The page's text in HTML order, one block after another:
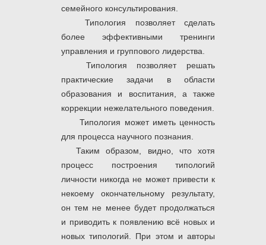
семейного консультирования.
Типология позволяет сделать
более эффективными тренинги
управления и группового лидерства.
Типология позволяет решать
практические задачи в области
образования и воспитания, а также
коррекции нежелательного поведения.
Типология может иметь ценность
для процесса научного познания.
Таким образом, видно, что хотя
процесс построения типологий
личности никогда не может привести к
некоему окончательному результату,
он тем не менее будет продолжаться
и приводить к появлению всё новых и
новых типологий. При этом и авторы